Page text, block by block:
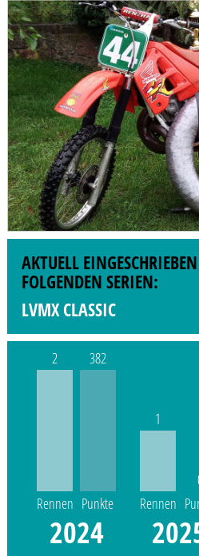
AKTUELL
FOLGENDEN SERIEN:
LVMX CLASSIC
2
Rennen
382
Punkte
2024
1
Rennen